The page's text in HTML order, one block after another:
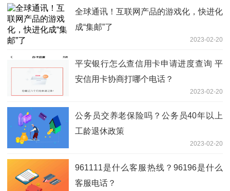
全球通讯！互联网产品的游戏化，快进化
成“集邮”了
2023-02-20
平安银行怎么查信用卡申请进度查询 平
安信用卡协商打哪个电话？
2023-02-20
公务员交养老保险吗？公务员40年以上
工龄退休政策
2023-02-20
961111是什么客服热线？96196是什么
客服电话？